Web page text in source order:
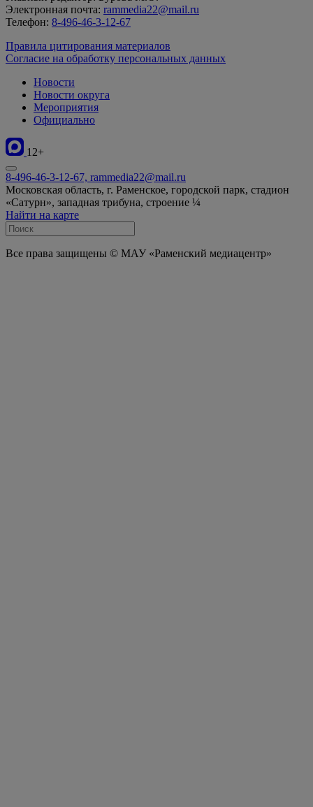
Электронная почта: rammedia22@mail.ru
Телефон: 8-496-46-3-12-67
Правила цитирования материалов
Согласие на обработку персональных данных
Новости
Новости округа
Мероприятия
Официально
12+
8-496-46-3-12-67, rammedia22@mail.ru
Московская область, г. Раменское, городской парк, стадион
«Сатурн», западная трибуна, строение ¼
Найти на карте
Все права защищены © МАУ «Раменский медиацентр»